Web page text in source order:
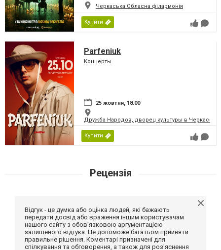
Черкаська Обласна філармонія
Купити
Parfeniuk
Концерты
25 жовтня, 18:00
Дружба Народов, дворец культуры в Черкассах
Купити
Рецензія
Відгук - це думка або оцінка людей, які бажають
передати досвід або враження іншим користувачам
нашого сайту з обов'язковою аргументацією
залишеного відгука. Це допоможе багатьом прийняти
правильне рішення. Коментарі призначені для
спілкування та обговорення, а також для роз'яснення